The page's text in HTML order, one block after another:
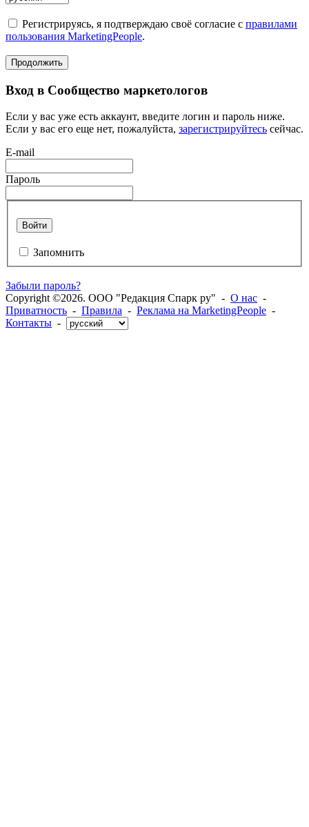
Регистрируясь, я подтверждаю своё согласие с правилами
пользования MarketingPeople.
Продолжить
Вход в Сообщество маркетологов
Если у вас уже есть аккаунт, введите логин и пароль ниже.
Если у вас его еще нет, пожалуйста, зарегистрируйтесь сейчас.
E-mail
Пароль
Войти
Запомнить
Забыли пароль?
Copyright ©2026. ООО "Редакция Спарк ру" - О нас -
Приватность - Правила - Реклама на MarketingPeople -
Контакты -